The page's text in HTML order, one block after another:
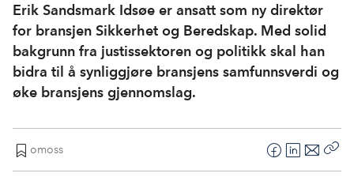
Erik Sandsmark Idsøe er ansatt som ny direktør
for bransjen Sikkerhet og Beredskap. Med solid
bakgrunn fra justissektoren og politikk skal han
bidra til å synliggjøre bransjens samfunnsverdi og
øke bransjens gjennomslag.
omoss
F
L
E